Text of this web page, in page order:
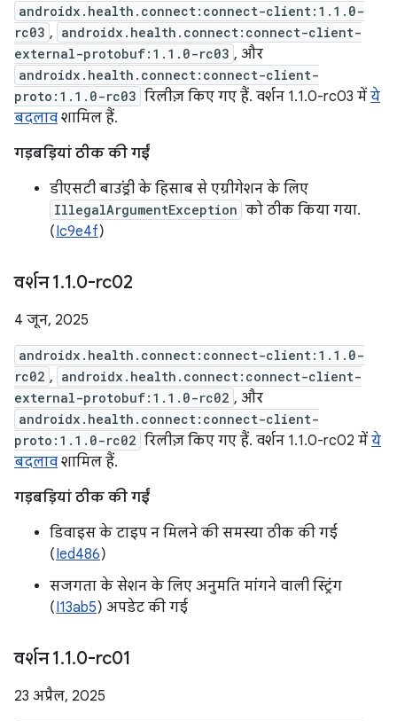
androidx.health.connect:connect-client:1.1.0-
rc03 , androidx.health.connect:connect-client-
external-protobuf:1.1.0-rc03 , और
androidx.health.connect:connect-client-
proto:1.1.0-rc03 रिलीज़ किए गए हैं. वर्शन 1.1.0-rc03 में ये
बदलाव शामिल हैं.
गड़बड़ियां ठीक की गईं
डीएसटी बाउंड्री के हिसाब से एग्रीगेशन के लिए
IllegalArgumentException को ठीक किया गया.
(Ic9e4f)
वर्शन 1.1.0-rc02
4 जून, 2025
androidx.health.connect:connect-client:1.1.0-
rc02 , androidx.health.connect:connect-client-
external-protobuf:1.1.0-rc02 , और
androidx.health.connect:connect-client-
proto:1.1.0-rc02 रिलीज़ किए गए हैं. वर्शन 1.1.0-rc02 में ये
बदलाव शामिल हैं.
गड़बड़ियां ठीक की गईं
डिवाइस के टाइप न मिलने की समस्या ठीक की गई
(Ied486)
सजगता के सेशन के लिए अनुमति मांगने वाली स्ट्रिंग
(I13ab5) अपडेट की गई
वर्शन 1.1.0-rc01
23 अप्रैल, 2025